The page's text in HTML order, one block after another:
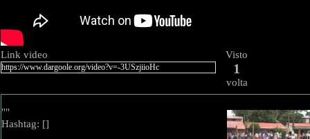
Link video Visto
1
volta
""
Hashtag: []